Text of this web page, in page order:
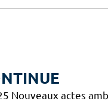
Nouveaux actes